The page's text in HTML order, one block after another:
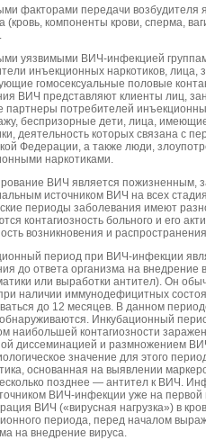
факторами передачи возбудителя
(кровь, компоненты крови, сперма,
уязвимыми ВИЧ-инфекцией
инъекционных наркотиков,
гомосексуальные половые
ВИЧ представляют клиенты лиц,
партнеры потребителей
беспризорные дети, лица,
деятельность которых связана с
Федерации, а также люди,
наркотиками.
ВИЧ является пожизненным,
источником ВИЧ на всех
периоды заболевания имеют
контагиозность больного и его
возникновения и
период при ВИЧ-инфекции
до ответа организма на внедрение
или выработки антител). Он
наличии иммунодефицитных
до 12 месяцев. В данном
Инкубационный
наибольшей контагиозности
диссеминацией и размножением
значение для этого
основанная на выявлении
позднее — антител к ВИЧ.
ВИЧ-инфекции уже на
ВИЧ («вирусная нагрузка») в
периода, перед началом
на внедрение вируса.